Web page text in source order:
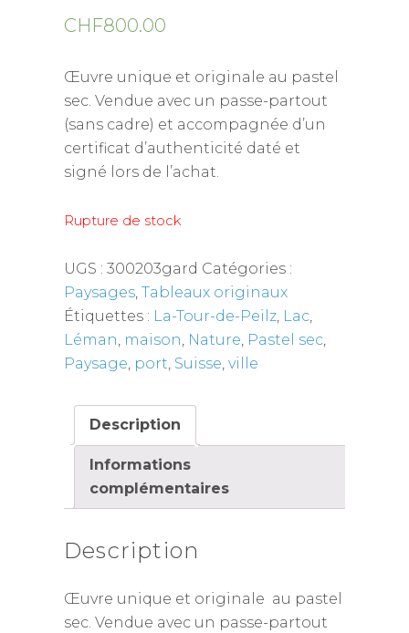
CHF800.00
Œuvre unique et originale au pastel
sec. Vendue avec un passe-partout
(sans cadre) et accompagnée d’un
certificat d’authenticité daté et
signé lors de l’achat.
Rupture de stock
UGS : 300203gard Catégories :
Paysages, Tableaux originaux
Étiquettes : La-Tour-de-Peilz, Lac,
Léman, maison, Nature, Pastel sec,
Paysage, port, Suisse, ville
Description
Informations
complémentaires
Description
Œuvre unique et originale au pastel
sec. Vendue avec un passe-partout